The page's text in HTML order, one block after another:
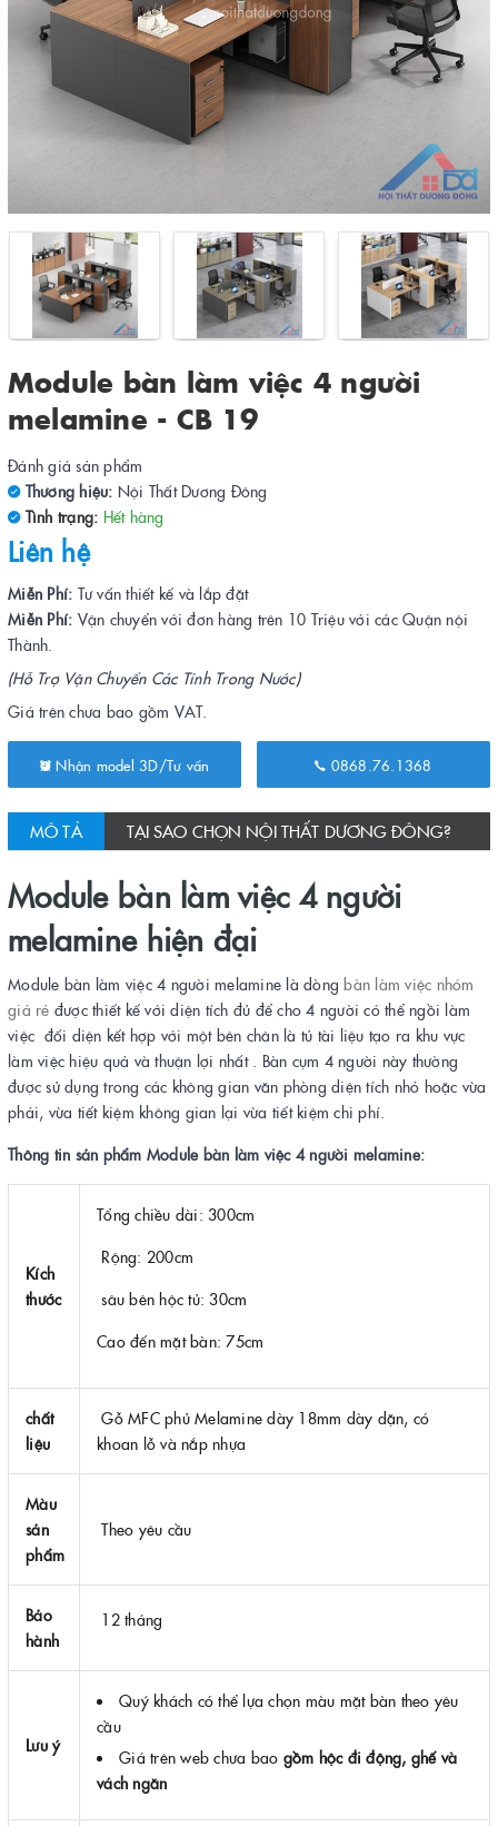
Module bàn làm việc 4 người
melamine - CB 19
Đánh giá sản phẩm
Thương hiệu: Nội Thất Dương Đông
Tình trạng: Hết hàng
Liên hệ
Miễn Phí: Tư vấn thiết kế và lắp đặt
Miễn Phí: Vận chuyển với đơn hàng trên 10 Triệu với các Quận nội
Thành.
(Hỗ Trợ Vận Chuyển Các Tỉnh Trong Nước)
Giá trên chưa bao gồm VAT.
Nhận model 3D/Tư vấn 0868.76.1368
MÔ TẢ TẠI SAO CHỌN NỘI THẤT DƯƠNG ĐÔNG?
Module bàn làm việc 4 người
melamine hiện đại
Module bàn làm việc 4 người melamine là dòngbàn làm việc nhóm
giá rẻ được thiết kế với diện tích đủ để cho 4 người có thể ngồi làm
việc đối diện kết hợp với một bên chân là tủ tài liệu tạo ra khu vực
làm việc hiệu quả và thuận lợi nhất . Bàn cụm 4 người này thường
được sử dụng trong các không gian văn phòng diện tích nhỏ hoặc vừa
phải, vừa tiết kiệm không gian lại vừa tiết kiệm chi phí.
Thông tin sản phẩm Module bàn làm việc 4 người melamine:
Kích
thước
Tổng chiều dài: 300cm
Rộng: 200cm
sâu bên hộc tủ: 30cm
Cao đến mặt bàn: 75cm
chất
liệu
Gỗ MFC phủ Melamine dày 18mm dày dặn, có
khoan lỗ và nắp nhựa
Màu
sản
phẩm
Theo yêu cầu
Bảo
hành
12 tháng
Lưu ý
Quý khách có thể lựa chọn màu mặt bàn theo yêu
cầu
Giá trên web chưa bao gồm hộc đi động, ghế và
vách ngăn